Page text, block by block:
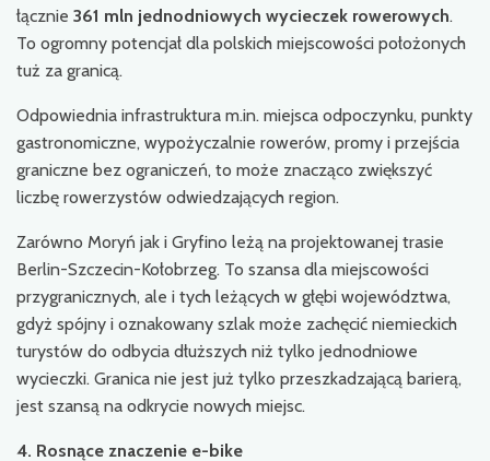
łącznie 361 mln jednodniowych wycieczek rowerowych.
To ogromny potencjał dla polskich miejscowości położonych
tuż za granicą.
Odpowiednia infrastruktura m.in. miejsca odpoczynku, punkty
gastronomiczne, wypożyczalnie rowerów, promy i przejścia
graniczne bez ograniczeń, to może znacząco zwiększyć
liczbę rowerzystów odwiedzających region.
Zarówno Moryń jak i Gryfino leżą na projektowanej trasie
Berlin-Szczecin-Kołobrzeg. To szansa dla miejscowości
przygranicznych, ale i tych leżących w głębi województwa,
gdyż spójny i oznakowany szlak może zachęcić niemieckich
turystów do odbycia dłuższych niż tylko jednodniowe
wycieczki. Granica nie jest już tylko przeszkadzającą barierą,
jest szansą na odkrycie nowych miejsc.
4. Rosnące znaczenie e-bike